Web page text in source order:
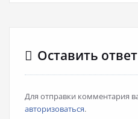
Оставить ответ
Для отправки комментария
авторизоваться.